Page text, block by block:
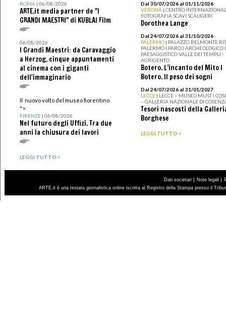
ROMA| 06/08/2026
ARTE.it media partner de "I
GRANDI MAESTRI" di KUBLAI Film
06/08/2026
I Grandi Maestri: da Caravaggio
a Herzog, cinque appuntamenti
al cinema con i giganti
dell'immaginario
Il nuovo volto del museo fiorentino
">
FIRENZE| 06/08/2026
Nel futuro degli Uffizi. Tra due
anni la chiusura dei lavori
LEGGI TUTTO >
Dal 30/07/2026 al 01/11/2026
VERONA | CENTRO
FOTOGRAFIA SCAVI SCALIGERI
Dorothea Lange
Dal 24/07/2026 al 31/10/2026
PALERMO | PALAZZO BELMONTE
PALERMO I PARCO ARCHEOLOGICO
PAESAGGISTICO VALLE DEI TEMPLI -
AGRIGENTO
Botero. L’incanto del Mito I
Botero. Il peso dei sogni
Dal 24/07/2026 al 31/01/2027
LECCE | LECCE – MUSEO MUST I
– GALLERIA NAZIONALE DI
Tesori nascosti della
Borghese
LEGGI TUTTO >
Dati societari | Note legali |
ARTE.it è una testata giornalistica online iscritta al Registro della Stampa presso il